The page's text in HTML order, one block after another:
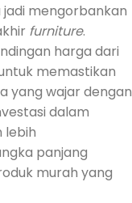
mengorbankan
furniture.
harga dari
memastikan
yang wajar dengan
dalam
lebih
panjang
murah yang